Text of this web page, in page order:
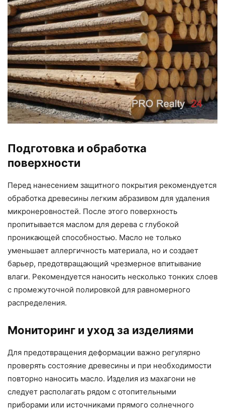
Подготовка и обработка
поверхности
Перед нанесением защитного покрытия рекомендуется
обработка древесины легким абразивом для удаления
микронеровностей. После этого поверхность
пропитывается маслом для дерева с глубокой
проникающей способностью. Масло не только
уменьшает аллергичность материала, но и создает
барьер, предотвращающий чрезмерное впитывание
влаги. Рекомендуется наносить несколько тонких слоев
с промежуточной полировкой для равномерного
распределения.
Мониторинг и уход за изделиями
Для предотвращения деформации важно регулярно
проверять состояние древесины и при необходимости
повторно наносить масло. Изделия из махагони не
следует располагать рядом с отопительными
приборами или источниками прямого солнечного